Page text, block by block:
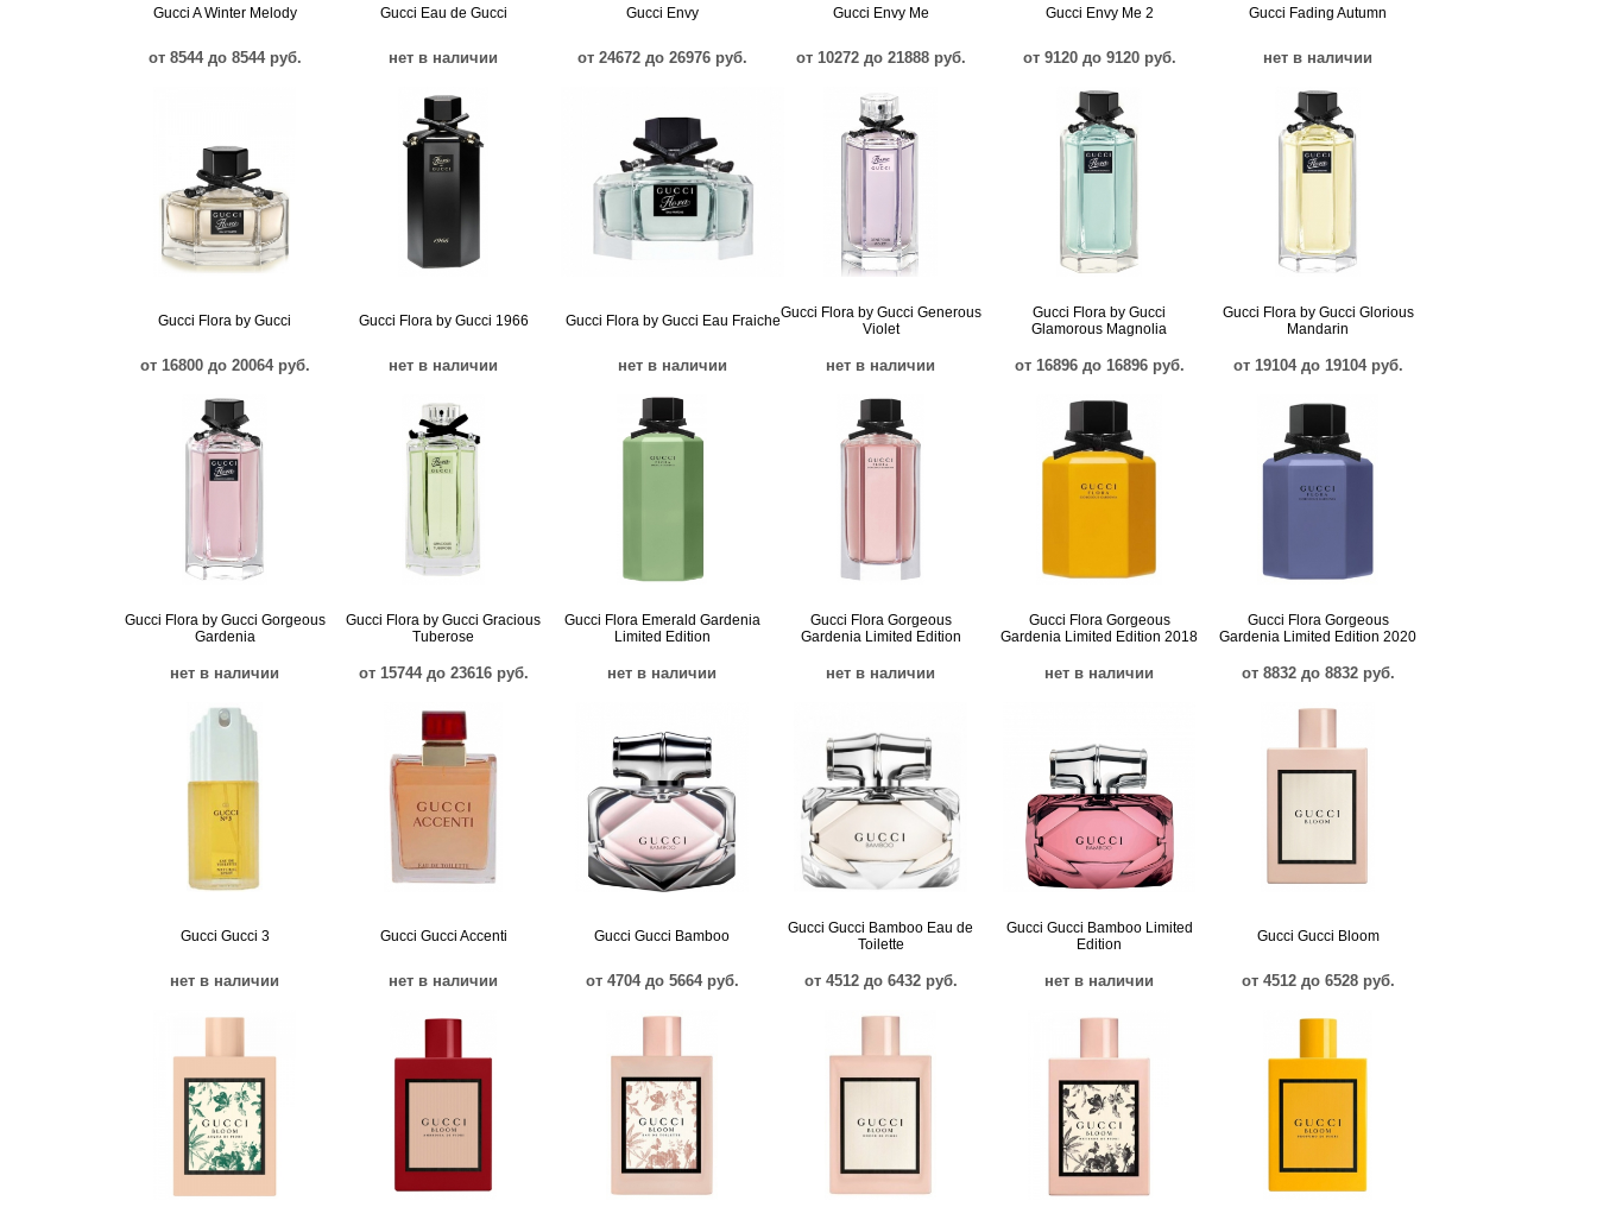
Gucci A Winter Melody
от 8544 до 8544 руб.
Gucci Eau de Gucci
нет в наличии
Gucci Envy
от 24672 до 26976 руб.
Gucci Envy Me
от 10272 до 21888 руб.
Gucci Envy Me 2
от 9120 до 9120 руб.
Gucci Fading Autumn
нет в наличии
Gucci Flora by Gucci
от 16800 до 20064 руб.
Gucci Flora by Gucci 1966
нет в наличии
Gucci Flora by Gucci Eau Fraiche
нет в наличии
Gucci Flora by Gucci Generous
Violet
нет в наличии
Gucci Flora by Gucci
Glamorous Magnolia
от 16896 до 16896 руб.
Gucci Flora by Gucci Glorious
Mandarin
от 19104 до 19104 руб.
Gucci Flora by Gucci Gorgeous
Gardenia
нет в наличии
Gucci Flora by Gucci Gracious
Tuberose
от 15744 до 23616 руб.
Gucci Flora Emerald Gardenia
Limited Edition
нет в наличии
Gucci Flora Gorgeous
Gardenia Limited Edition
нет в наличии
Gucci Flora Gorgeous
Gardenia Limited Edition 2018
нет в наличии
Gucci Flora Gorgeous
Gardenia Limited Edition 2020
от 8832 до 8832 руб.
Gucci Gucci 3
нет в наличии
Gucci Gucci Accenti
нет в наличии
Gucci Gucci Bamboo
от 4704 до 5664 руб.
Gucci Gucci Bamboo Eau de
Toilette
от 4512 до 6432 руб.
Gucci Gucci Bamboo Limited
Edition
нет в наличии
Gucci Gucci Bloom
от 4512 до 6528 руб.